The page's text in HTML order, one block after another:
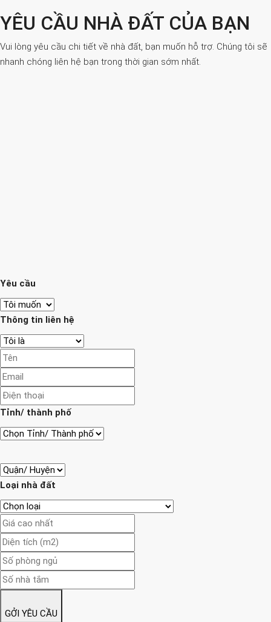
YÊU CẦU NHÀ ĐẤT CỦA BẠN
Vui lòng yêu cầu chi tiết về nhà đất, bạn muốn hỗ trợ. Chúng tôi sẽ
nhanh chóng liên hệ bạn trong thời gian sớm nhất.
Yêu cầu
Thông tin liên hệ
Tỉnh/ thành phố
Loại nhà đất
GỞI YÊU CẦU